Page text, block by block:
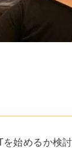
始めるか検